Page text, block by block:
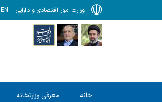
وزارت امور اقتصادی و دارایی EN
خانه معرفی وزارتخانه